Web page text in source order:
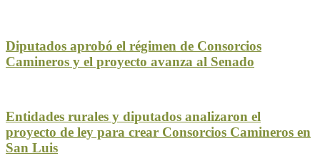
Diputados aprobó el régimen de Consorcios
Camineros y el proyecto avanza al Senado
Entidades rurales y diputados analizaron el
proyecto de ley para crear Consorcios Camineros en
San Luis